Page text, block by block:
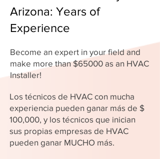
Arizona: Years of
Experience
Become an expert in your field and
make more than $65000 as an HVAC
Installer!
Los técnicos de HVAC con mucha
experiencia pueden ganar más de $
100,000, y los técnicos que inician
sus propias empresas de HVAC
pueden ganar MUCHO más.